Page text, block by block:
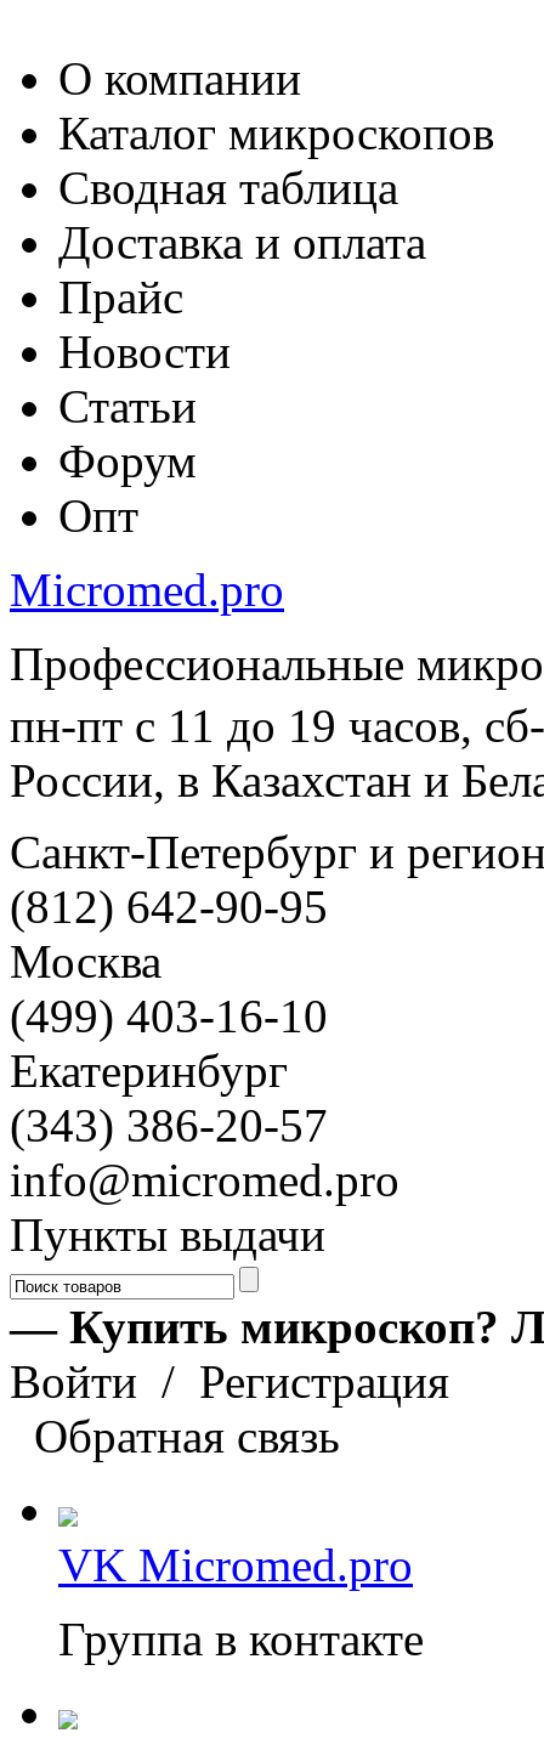
О компании
Каталог микроскопов
Сводная таблица
Доставка и оплата
Прайс
Новости
Статьи
Форум
Опт
Micromed.pro
Профессиональные
пн-пт с 11 до 19 часов,
России, в Казахстан и
Санкт-Петербург и
(812) 642-90-95
Москва
(499) 403-16-10
Екатеринбург
(343) 386-20-57
info@micromed.pro
Пункты выдачи
— Купить микроскоп?
Войти / Регистрация
Обратная связь
VK Micromed.pro
Группа в контакте